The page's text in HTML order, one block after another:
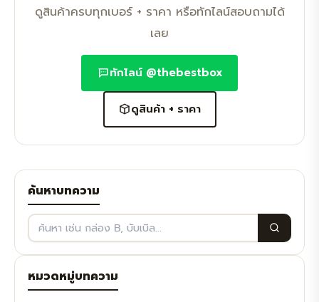
ดูสินค้าครบทุกเบอร์ + ราคา หรือทักไลน์สอบถามได้
เลย
ทักไลน์ @thebestbox
ดูสินค้า + ราคา
ค้นหาบทความ
หมวดหมู่บทความ